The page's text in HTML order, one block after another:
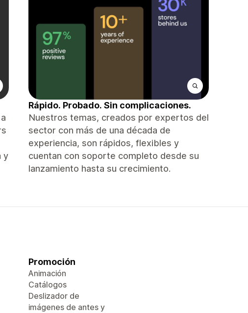
y
Rápido. Probado. Sin complicaciones.
Nuestros temas, creados por expertos del
sector con más de una década de
experiencia, son rápidos, flexibles y
cuentan con soporte completo desde su
lanzamiento hasta su crecimiento.
Promoción
Animación
Catálogos
Deslizador de
imágenes de antes y